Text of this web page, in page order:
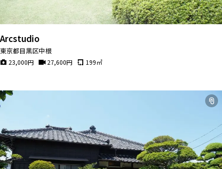
Arcstudio
東京都目黒区中根
23,000円 27,600円 199㎡